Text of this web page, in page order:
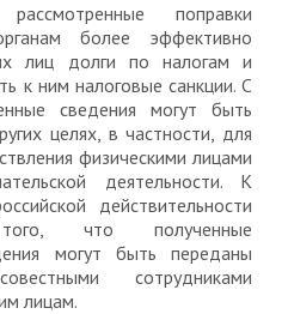
поправки
более эффективно
лиц долги по налогам и
к ним налоговые санкции. С
сведения могут быть
целях, в частности, для
физическими лицами
деятельности. К
действительности
что полученные
могут быть переданы
сотрудниками
лицам.